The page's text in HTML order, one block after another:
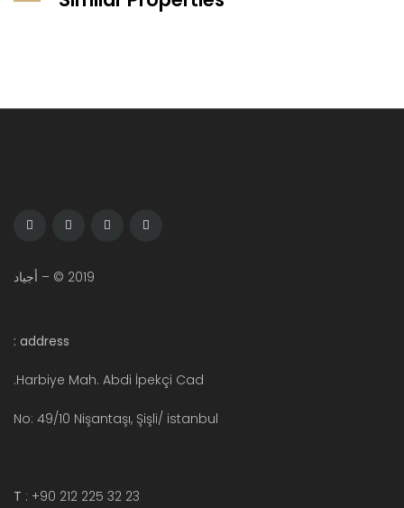
2019 © – أجياد
address :
Harbiye Mah. Abdi İpekçi Cad.
No: 49/10 Nişantaşı, Şişli/ istanbul
T : +90 212 225 32 23